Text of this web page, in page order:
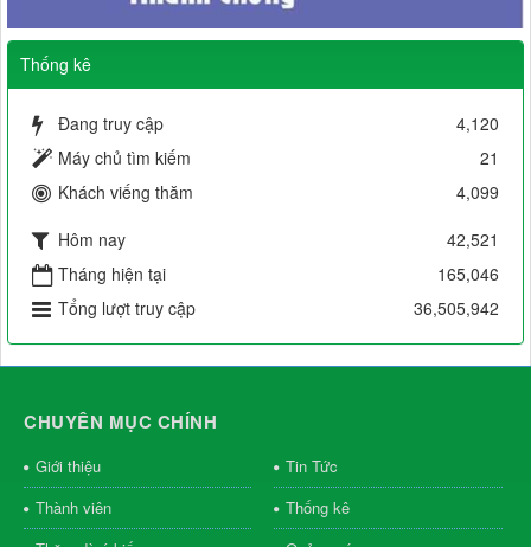
Thống kê
Đang truy cập
4,120
Máy chủ tìm kiếm
21
Khách viếng thăm
4,099
Hôm nay
42,521
Tháng hiện tại
165,046
Tổng lượt truy cập
36,505,942
CHUYÊN MỤC CHÍNH
Giới thiệu
Tin Tức
Thành viên
Thống kê